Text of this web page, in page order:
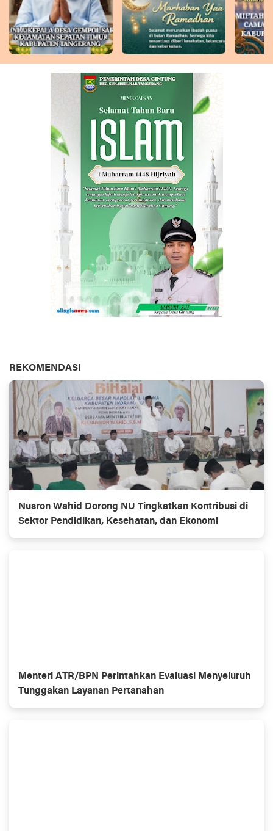
REKOMENDASI
Nusron Wahid Dorong NU Tingkatkan Kontribusi di
Sektor Pendidikan, Kesehatan, dan Ekonomi
Menteri ATR/BPN Perintahkan Evaluasi Menyeluruh
Tunggakan Layanan Pertanahan